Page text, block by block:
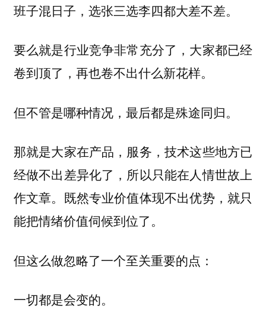
班子混日子，选张三选李四都大差不差。
要么就是行业竞争非常充分了，大家都已经
卷到顶了，再也卷不出什么新花样。
但不管是哪种情况，最后都是殊途同归。
那就是大家在产品，服务，技术这些地方已
经做不出差异化了，所以只能在人情世故上
作文章。既然专业价值体现不出优势，就只
能把情绪价值伺候到位了。
但这么做忽略了一个至关重要的点：
一切都是会变的。